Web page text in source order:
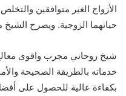
الأزواج الغير متوافقين
حياتهما الزوجية. ويصرح الشيخ
شيخ روحاني مجرب واقوى
خدماته بالطريقة الصحيحة
بكفاءة عالية للحصول على